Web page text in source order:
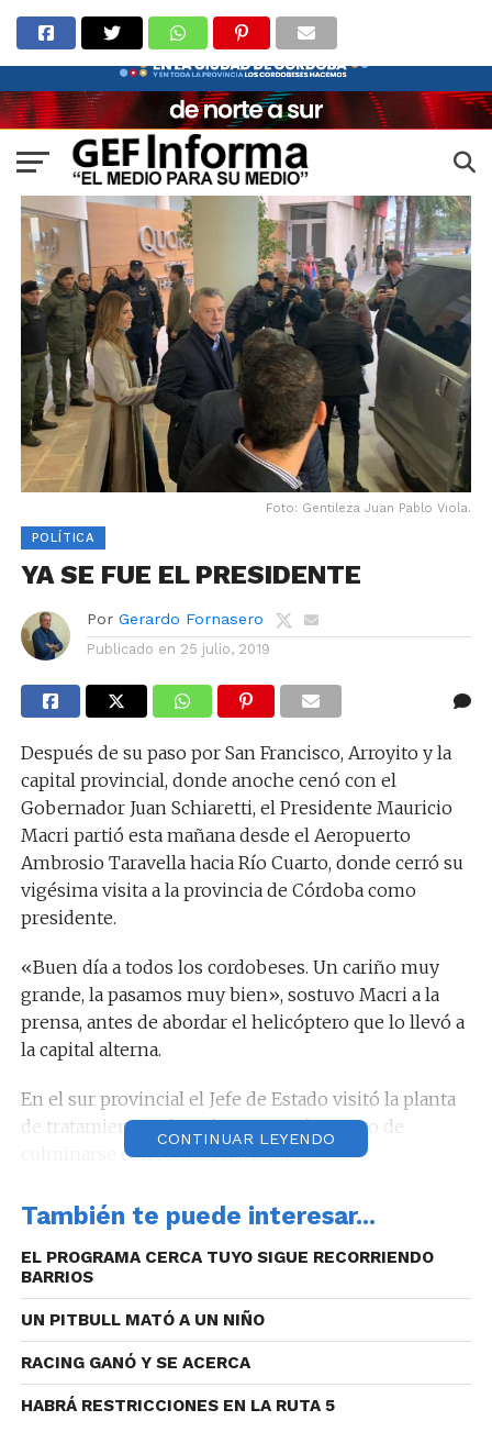
Foto: Gentileza Juan Pablo Viola.
POLÍTICA
YA SE FUE EL PRESIDENTE
Por Gerardo Fornasero
Publicado en 25 julio, 2019
Después de su paso por San Francisco, Arroyito y la
capital provincial, donde anoche cenó con el
Gobernador Juan Schiaretti, el Presidente Mauricio
Macri partió esta mañana desde el Aeropuerto
Ambrosio Taravella hacia Río Cuarto, donde cerró su
vigésima visita a la provincia de Córdoba como
presidente.
«Buen día a todos los cordobeses. Un cariño muy
grande, la pasamos muy bien», sostuvo Macri a la
prensa, antes de abordar el helicóptero que lo llevó a
la capital alterna.
En el sur provincial el Jefe de Estado visitó la planta
de tratamientos cloacales que está a punto de
culminarse con fondos nacionales.
En Río Cuarto el Mauricio Macri sostuvo «Córdoba
es el motor de este país, he venido ya 20 veces como
Presidente. Nunca antes un Presidente vino tantas
veces en su mandato a visitar esta provincia».
CONTINUAR LEYENDO
También te puede interesar...
EL PROGRAMA CERCA TUYO SIGUE RECORRIENDO
BARRIOS
UN PITBULL MATÓ A UN NIÑO
RACING GANÓ Y SE ACERCA
HABRÁ RESTRICCIONES EN LA RUTA 5